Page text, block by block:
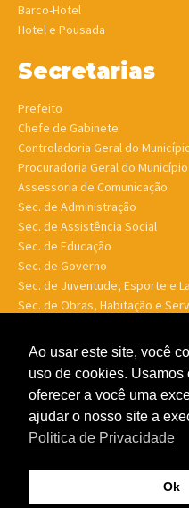
Barco-Hotel
Hotel e Pousada
Secretarias
Prefeito
Chefe de Gabinete
Controladoria Geral do
Procuradoria Geral do Município
Assessoria de Comunicação
Sec. de Administração
Sec. de Assistência Social
Sec. de Educação
Sec. de Governo
Sec. de Juventude, Esporte e
Sec. de Obras, Habitação e
Sec. de Saúde
Sec. de Turismo
Sec. de Meio Ambiente,
Ao usar este site, você
uso de cookies. Usamos
oferecer a você uma
ajudar o nosso site a
Politica de Privacidade
Ok